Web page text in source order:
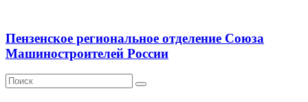
Пензенское региональное отделение Союза
Машиностроителей России